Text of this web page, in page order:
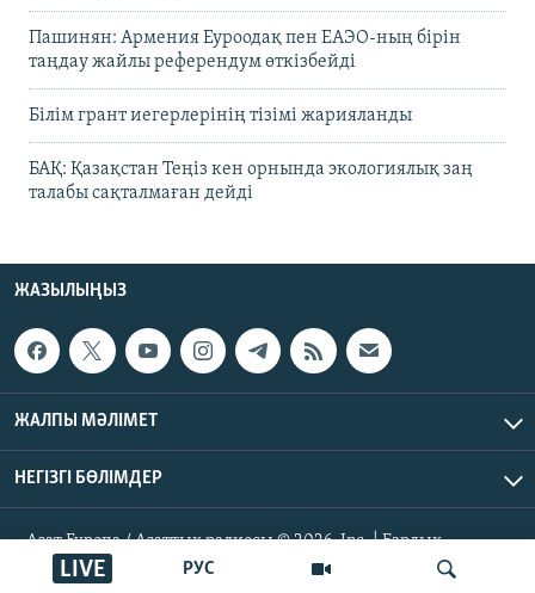
РУС
LIVE
Пашинян: Армения Еуроодақ пен ЕАЭО-ның бірін
таңдау жайлы референдум өткізбейді
Білім грант иегерлерінің тізімі жарияланды
БАҚ: Қазақстан Теңіз кен орнында экологиялық заң
талабы сақталмаған дейді
ЖАЗЫЛЫҢЫЗ
ЖАЛПЫ МӘЛІМЕТ
НЕГІЗГІ БӨЛІМДЕР
Азат Еуропа / Азаттық радиосы © 2026, Inc. | Барлық
құқықтары қорғалған